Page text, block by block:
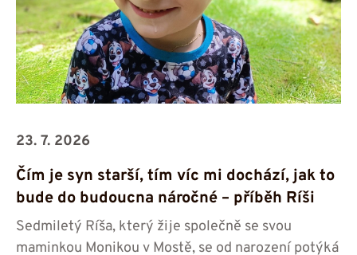
23. 7. 2026
Čím je syn starší, tím víc mi dochází, jak to
bude do budoucna náročné – příběh Ríši
Sedmiletý Ríša, který žije společně se svou
maminkou Monikou v Mostě, se od narození potýká